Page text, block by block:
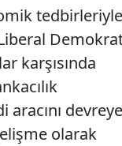
tedbirleriyle
karşısında
devreye
olarak